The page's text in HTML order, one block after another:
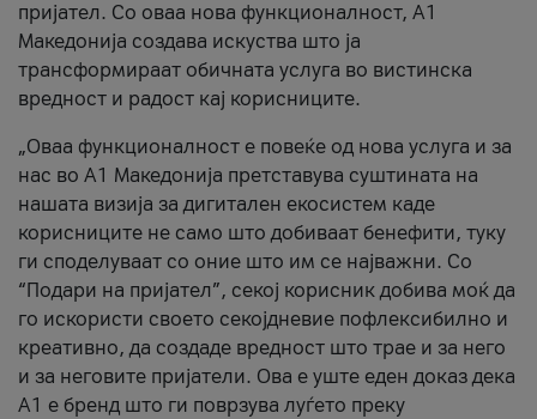
пријател. Со оваа нова функционалност, А1
Македонија создава искуства што ја
трансформираат обичната услуга во вистинска
вредност и радост кај корисниците.
„Оваа функционалност е повеќе од нова услуга и за
нас во А1 Македонија претставува суштината на
нашата визија за дигитален екосистем каде
корисниците не само што добиваат бенефити, туку
ги споделуваат со оние што им се најважни. Со
“Подари на пријател”, секој корисник добива моќ да
го искористи своето секојдневие пофлексибилно и
креативно, да создаде вредност што трае и за него
и за неговите пријатели. Ова е уште еден доказ дека
А1 е бренд што ги поврзува луѓето преку